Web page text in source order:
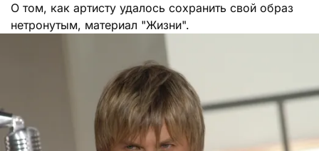
О том, как артисту удалось сохранить свой образ
нетронутым, материал "Жизни".